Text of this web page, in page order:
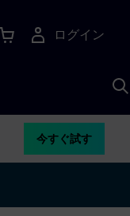
ログイン
今すぐ試す